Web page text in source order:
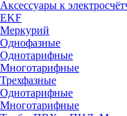
Аксессуары к
EKF
Меркурий
Однофазные
Однотарифные
Многотарифные
Трехфазные
Однотарифные
Многотарифные